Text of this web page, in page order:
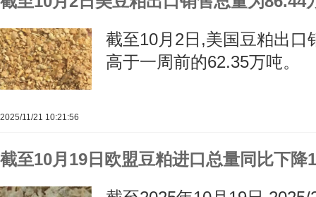
截至10月2日,美国豆粕出口
高于一周前的62.35万吨。
2025/11/21 10:21:56
截至10月19日欧盟豆粕进口总量同比下降